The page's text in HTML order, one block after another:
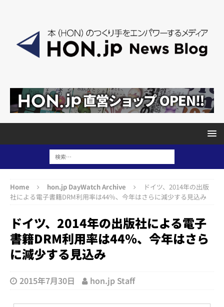
Home hon.jp DayWatch Archive
ドイツ、2014年の出版
社による電子書籍DRM利用率は44％、今年はさらに減少する見込み
ドイツ、2014年の出版社による電子
書籍DRM利用率は44％、今年はさら
に減少する見込み
2015年7月30日 hon.jp Staff